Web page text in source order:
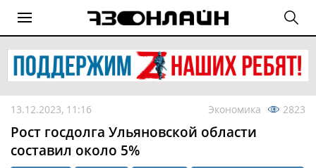
13.12.2023, 11:16 Экономика 2823
Рост госдолга Ульяновской области
составил около 5%